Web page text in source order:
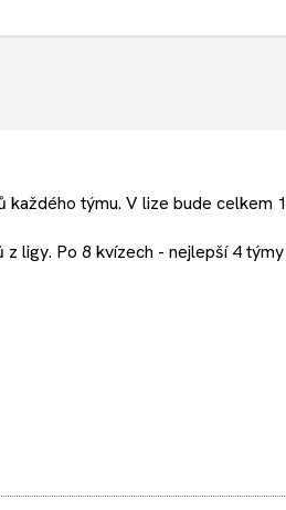
týmu. V lize bude
ligy. Po 8 kvízech - nejlepší 4